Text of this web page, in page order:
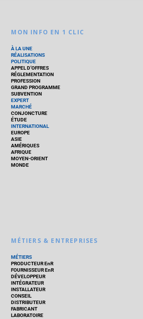
MON INFO EN 1 CLIC
À LA UNE
RÉALISATIONS
POLITIQUE
APPEL D’OFFRES
RÉGLEMENTATION
PROFESSION
GRAND PROGRAMME
SUBVENTION
EXPERT
MARCHÉ
CONJONCTURE
ÉTUDE
INTERNATIONAL
EUROPE
ASIE
AMÉRIQUES
AFRIQUE
MOYEN-ORIENT
MONDE
MÉTIERS & ENTREPRISES
MÉTIERS
PRODUCTEUR EnR
FOURNISSEUR EnR
DÉVELOPPEUR
INTÉGRATEUR
INSTALLATEUR
CONSEIL
DISTRIBUTEUR
FABRICANT
LABORATOIRE